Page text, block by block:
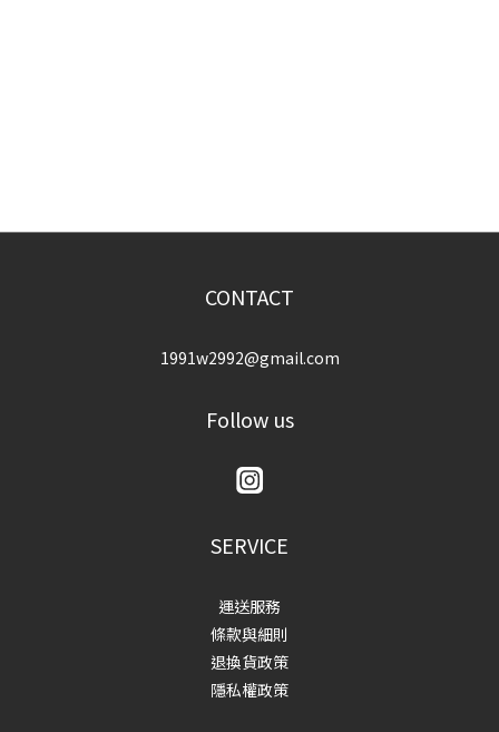
CONTACT
1991w2992@gmail.com
Follow us
SERVICE
運送服務
條款與細則
退換貨政策
隱私權政策